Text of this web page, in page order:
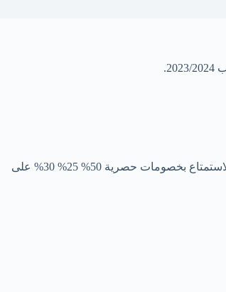
إذا كنت تبحث عن أفضل الصفقات على منتجات العناية بالصحة والجمال ، فإن رمز الخصم HAD3514 هو الاختيار الأمثل لك. يقدم لك هذا الرمز الترويجي فرصة للاستمتاع بخصومات حصرية 50% 25% 30% على